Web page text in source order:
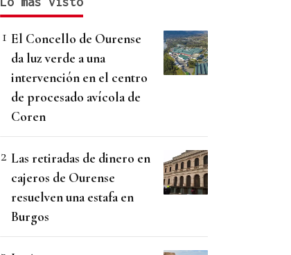
El Concello de Ourense
da luz verde a una
intervención en el centro
de procesado avícola de
Coren
Las retiradas de dinero en
cajeros de Ourense
resuelven una estafa en
Burgos